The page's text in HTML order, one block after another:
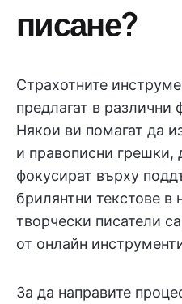
писане?
Страхотните
предлагат в
Някои ви помагат да
и правописни грешки,
фокусират върху
брилянтни текстове
творчески писатели
от онлайн
За да направите